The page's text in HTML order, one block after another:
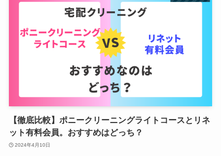
【徹底比較】ポニークリーニングライトコースとリネ
ット有料会員。おすすめはどっち？
2024年4月10日